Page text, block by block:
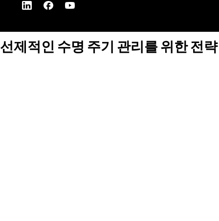
선제적인 수명 주기 관리를 위한 전략